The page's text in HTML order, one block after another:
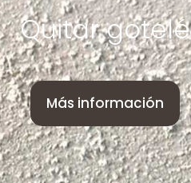
Quitar gotelé
Más información